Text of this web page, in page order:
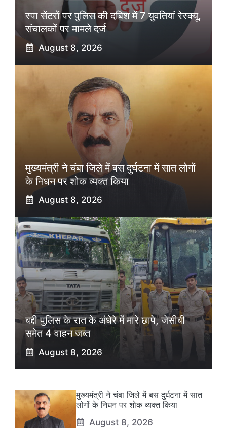
स्पा सेंटरों पर पुलिस की दबिश में 7 युवतियां रेस्क्यू,
संचालकों पर मामले दर्ज
August 8, 2026
मुख्यमंत्री ने चंबा जिले में बस दुर्घटना में सात लोगों
के निधन पर शोक व्यक्त किया
August 8, 2026
बद्दी पुलिस के रात के अंधेरे में मारे छापे, जेसीबी
समेत 4 वाहन जब्त
August 8, 2026
मुख्यमंत्री ने चंबा जिले में बस दुर्घटना में सात
लोगों के निधन पर शोक व्यक्त किया
August 8, 2026